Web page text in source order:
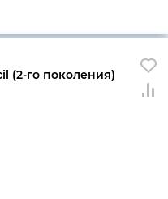
(2-го поколения)